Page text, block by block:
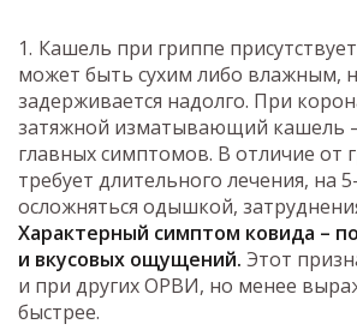
Кашель при гриппе
может быть сухим либо влажным,
задерживается надолго. При
затяжной изматывающий кашель
главных симптомов. В отличие от
требует длительного лечения, на
осложняться одышкой,
Характерный симптом ковида –
и вкусовых ощущений. Этот
и при других ОРВИ, но менее
быстрее.